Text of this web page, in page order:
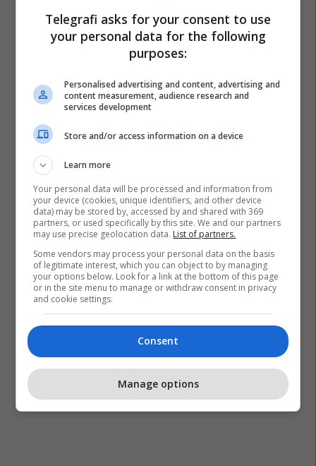
Telegrafi asks for your consent to use
your personal data for the following
purposes:
Personalised advertising and content, advertising and
content measurement, audience research and
services development
Store and/or access information on a device
Learn more
Your personal data will be processed and information from
your device (cookies, unique identifiers, and other device
data) may be stored by, accessed by and shared with 369
partners, or used specifically by this site. We and our partners
may use precise geolocation data. List of partners.
Some vendors may process your personal data on the basis
of legitimate interest, which you can object to by managing
your options below. Look for a link at the bottom of this page
or in the site menu to manage or withdraw consent in privacy
and cookie settings.
Consent
Manage options